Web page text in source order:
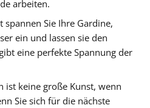
arbeiten.
Sie Ihre Gardine,
ein und lassen sie den
eine perfekte Spannung der
ist keine große Kunst, wenn
Sie sich für die nächste